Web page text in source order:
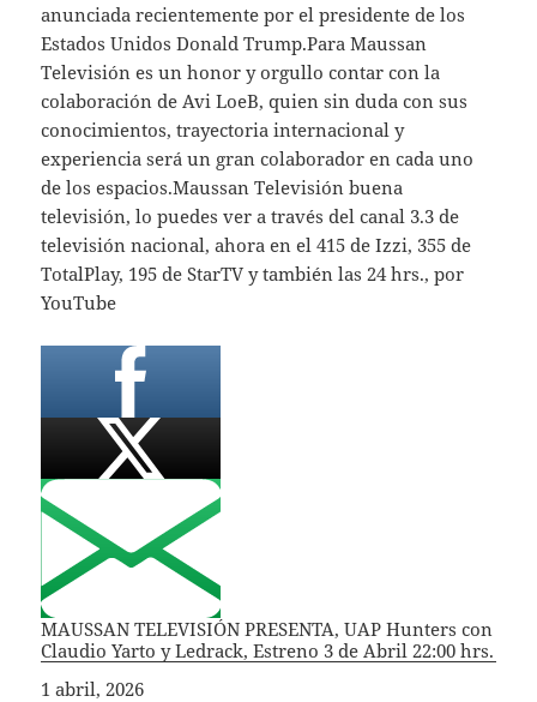
anunciada recientemente por el presidente de los
Estados Unidos Donald Trump.Para Maussan
Televisión es un honor y orgullo contar con la
colaboración de Avi LoeB, quien sin duda con sus
conocimientos, trayectoria internacional y
experiencia será un gran colaborador en cada uno
de los espacios.Maussan Televisión buena
televisión, lo puedes ver a través del canal 3.3 de
televisión nacional, ahora en el 415 de Izzi, 355 de
TotalPlay, 195 de StarTV y también las 24 hrs., por
YouTube
MAUSSAN TELEVISIÓN PRESENTA, UAP Hunters con
Claudio Yarto y Ledrack, Estreno 3 de Abril 22:00 hrs.
Fecha
1 abril, 2026